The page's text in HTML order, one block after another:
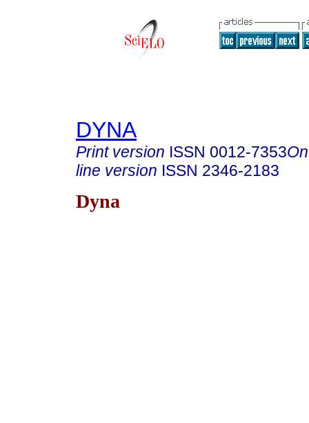
DYNA
Print version ISSN 0012-7353
line version ISSN 2346-2183
Dyna